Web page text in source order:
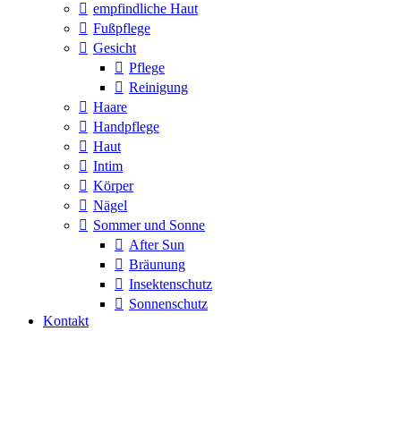
empfindliche Haut
Fußpflege
Gesicht
Pflege
Reinigung
Haare
Handpflege
Haut
Intim
Körper
Nägel
Sommer und Sonne
After Sun
Bräunung
Insektenschutz
Sonnenschutz
Kontakt